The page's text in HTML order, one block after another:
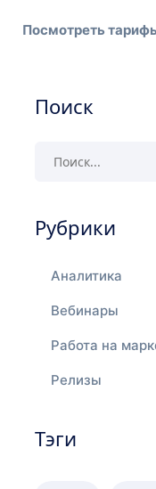
Посмотреть
Поиск
Рубрики
Аналитика
Вебинары
Работа на
Релизы
Тэги